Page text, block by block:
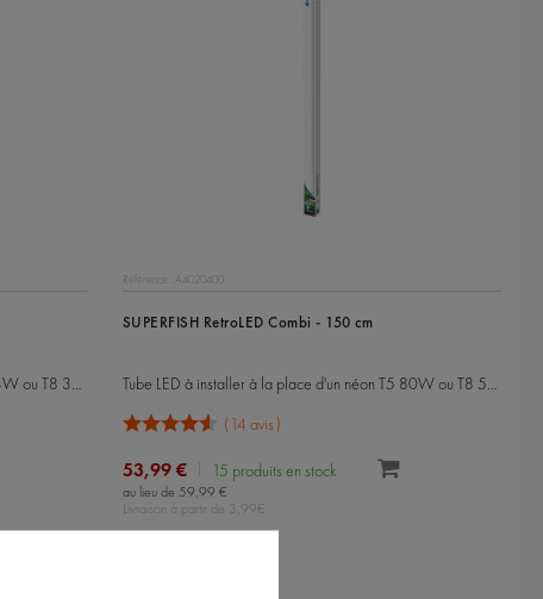
Tube LED à installer à la place d'un néon T5 54W ou T8 36W
Référence : A4020400
SUPERFISH RetroLED Combi - 150 cm
Tube LED à installer à la place d'un néon T5 80W ou T8 58W
14 avis
53,99 € 15 produits en stock
au lieu de 59,99 €
Livraison à partir de 3,99€